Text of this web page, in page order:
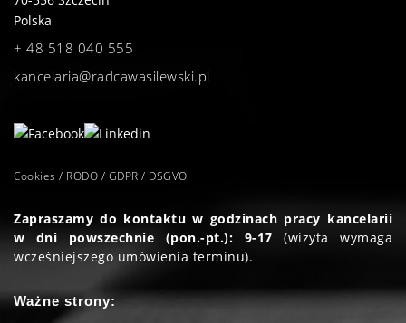
Polska
+ 48 518 040 555
kancelaria@radcawasilewski.pl
Cookies / RODO / GDPR / DSGVO
Zapraszamy do kontaktu w godzinach pracy kancelarii
w dni powszechnie (pon.-pt.): 9-17 (wizyta wymaga
wcześniejszego umówienia terminu).
Ważne strony: